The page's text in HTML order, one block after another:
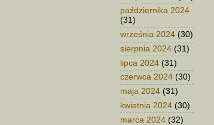
października 2024
(31)
września 2024 (30)
sierpnia 2024 (31)
lipca 2024 (31)
czerwca 2024 (30)
maja 2024 (31)
kwietnia 2024 (30)
marca 2024 (32)